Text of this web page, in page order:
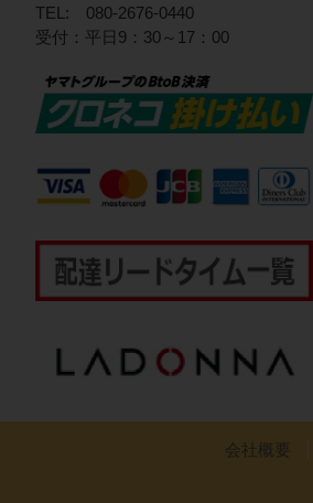
TEL: 080-2676-0440
受付：平日9：30～17：00
会社概要